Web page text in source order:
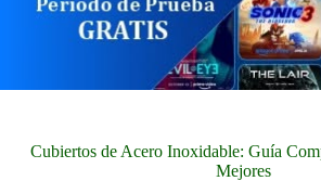
Cubiertos de Acero Inoxidable: Guía
Mejores